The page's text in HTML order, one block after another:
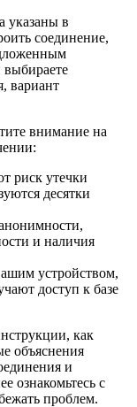
указаны в
соединение,
вариант
внимание на
риск утечки
десятки
и наличия
устройством,
доступ к базе
как
объяснения
и
ознакомьтесь с
проблем.